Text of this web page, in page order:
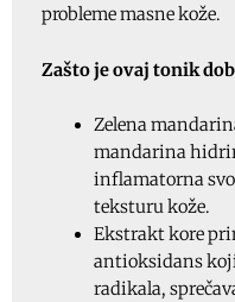
ID
količina
probleme masne kože.
Zašto je ovaj tonik
Zelena
mandarina
inflamatorna
teksturu kože.
Ekstrakt kore
antioksidans
radikala,